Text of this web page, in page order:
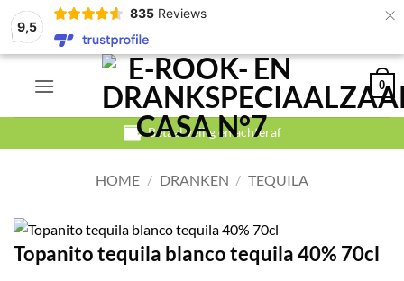
9,5
835 Reviews ×
Ga
0
Betaal veilig en achteraf
HOME / DRANKEN / TEQUILA
Topanito tequila blanco tequila 40% 70cl